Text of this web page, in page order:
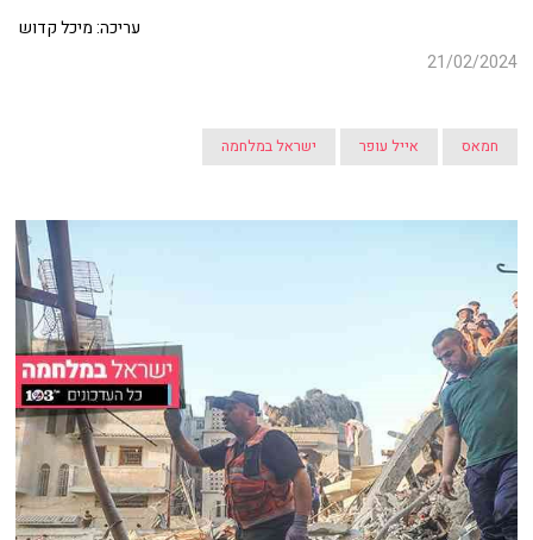
עריכה: מיכל קדוש
21/02/2024
חמאס אייל עופר ישראל במלחמה